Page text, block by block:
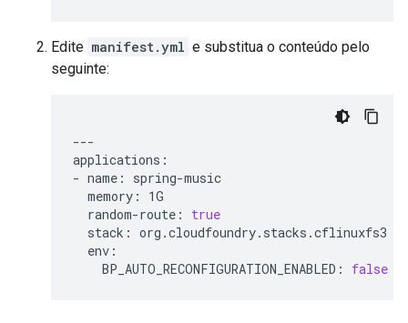
Edite manifest.yml e substitua o conteúdo pelo
seguinte:
---
applications:
- name:
memory:
random-route:
true
stack:
BP_AUTO_RECONFIGURATION_ENABLED:
false